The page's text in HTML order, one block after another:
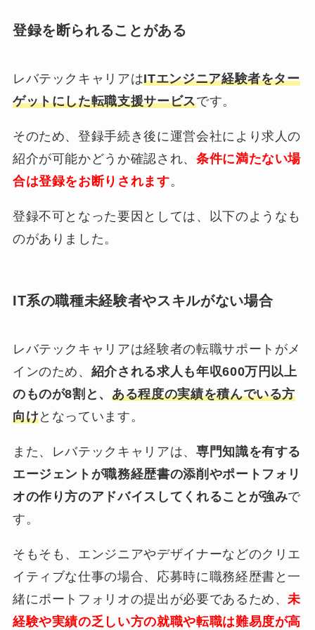
登録を断られることがある
レバテックキャリアはITエンジニア経験者をター
ゲットにした転職支援サービスです。
そのため、登録手続き後に運営会社により求人の
紹介が可能かどうか確認され、 条件に満たない場
合は登録をお断りされます。
登録不可となった要因としては、以下のようなも
のがありました。
IT系の職種未経験者やスキルがない場合
レバテックキャリアは経験者の転職サポートがメ
インのため、 紹介される求人も年収600万円以上
のものが8割と、ある程度の実績を積んでいる方
向けとなっています。
また、レバテックキャリアは、 専門知識を有する
エージェントが職務経歴書の添削やポートフォリ
オの作り方のアドバイスしてくれることが強みで
す。
そもそも、エンジニアやデザイナーなどのクリエ
イティブな仕事の場合、応募時に職務経歴書と一
緒にポートフォリオの提出が必要であるため、未
経験や実績の乏しい方の就職や転職は難易度が高